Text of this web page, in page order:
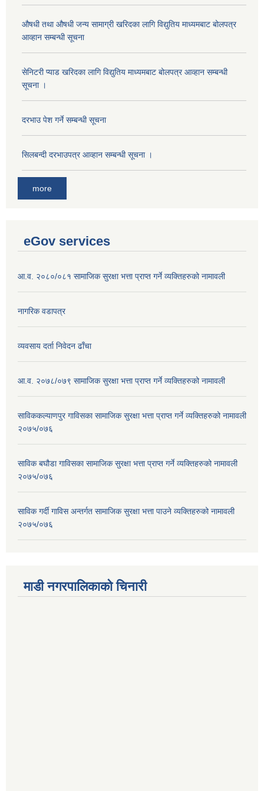
औषधी तथा औषधी जन्य सामाग्री खरिदका लागि विद्युतिय माध्यमबाट बोलपत्र
आव्हान सम्बन्धी सूचना
सेनिटरी प्याड खरिदका लागि विद्युतिय माध्यमबाट बोलपत्र आव्हान सम्बन्धी
सूचना ।
दरभाउ पेश गर्ने सम्बन्धी सूचना
सिलबन्दी दरभाउपत्र आव्हान सम्बन्धी सूचना ।
more
eGov services
आ.व. २०८०/०८१ सामाजिक सुरक्षा भत्ता प्राप्त गर्ने व्यक्तिहरुको नामावली
नागरिक वडापत्र
व्यवसाय दर्ता निवेदन ढाँचा
आ.व. २०७८/०७९ सामाजिक सुरक्षा भत्ता प्राप्त गर्ने व्यक्तिहरुको नामावली
साविककल्याणपुर गाविसका सामाजिक सुरक्षा भत्ता प्राप्त गर्ने व्यक्तिहरुको नामावली
२०७५/०७६
साविक बघौडा गाविसका सामाजिक सुरक्षा भत्ता प्राप्त गर्ने व्यक्तिहरुको नामावली
२०७५/०७६
साविक गर्दी गाविस अन्तर्गत सामाजिक सुरक्षा भत्ता पाउने व्यक्तिहरुको नामावली
२०७५/०७६
माडी नगरपालिकाको चिनारी